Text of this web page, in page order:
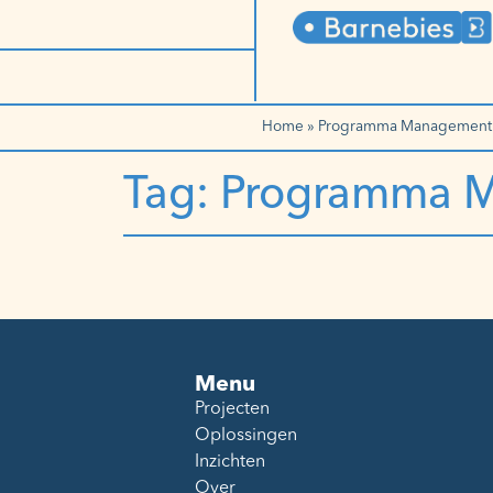
Home » Programma Management
Tag: Programma
Menu
Projecten
Oplossingen
Inzichten
Over